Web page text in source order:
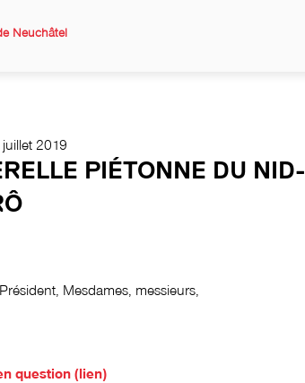
Neuchâtel
2019
PIÉTONNE DU NID-
Mesdames, messieurs,
question (lien)